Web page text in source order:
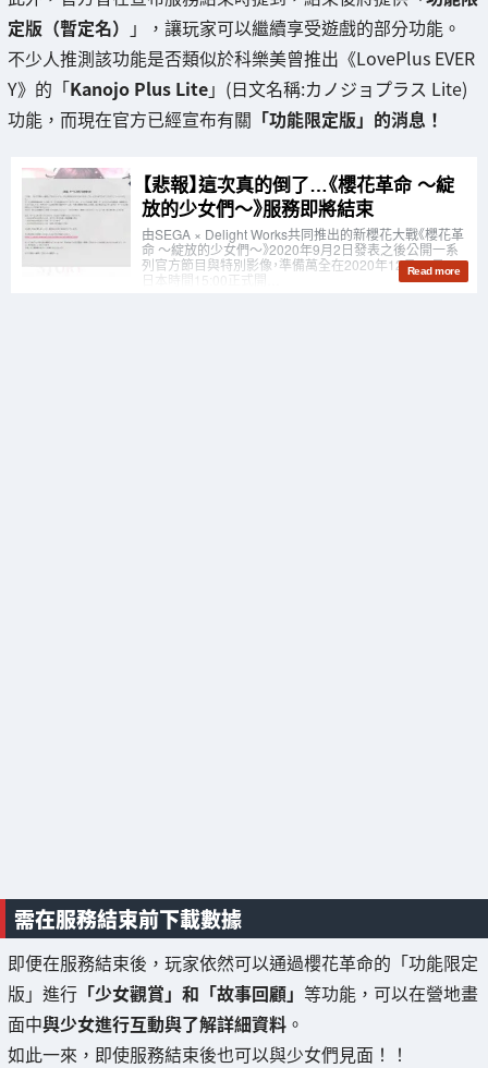
定版（暫定名） 」，讓玩家可以繼續享受遊戲的部分功能。
不少人推測該功能是否類似於科樂美曾推出《LovePlus EVER
Y》的「Kanojo Plus Lite」(日文名稱:カノジョプラス Lite)
功能，而現在官方已經宣布有關 「功能限定版」的消息！
需在服務結束前下載數據
即便在服務結束後，玩家依然可以通過櫻花革命的「功能限定
版」進行 「少女觀賞」和「故事回顧」 等功能，可以在營地畫
面中與少女進行互動與了解詳細資料 。
如此一來，即使服務結束後也可以與少女們見面！！